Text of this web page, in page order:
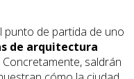
punto de partida de uno
de arquitectura
saldrán